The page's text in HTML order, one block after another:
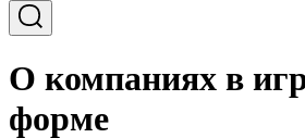
О компаниях в
форме